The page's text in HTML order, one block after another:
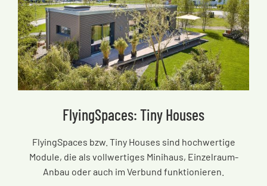
FlyingSpaces: Tiny Houses
FlyingSpaces bzw. Tiny Houses sind hochwertige
Module, die als vollwertiges Minihaus, Einzelraum-
Anbau oder auch im Verbund funktionieren.